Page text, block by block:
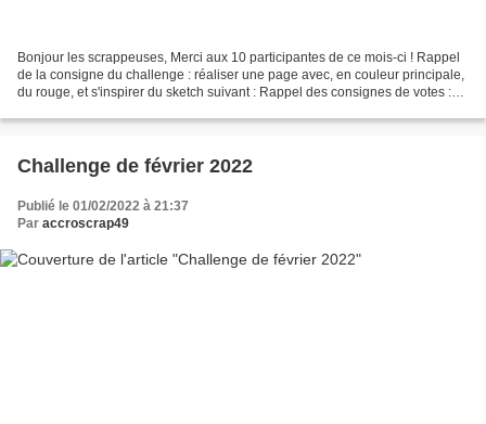
Bonjour les scrappeuses, Merci aux 10 participantes de ce mois-ci ! Rappel
de la consigne du challenge : réaliser une page avec, en couleur principale,
du rouge, et s'inspirer du sketch suivant : Rappel des consignes de votes :
Challenge de février 2022
Publié le 01/02/2022 à 21:37
Par accroscrap49